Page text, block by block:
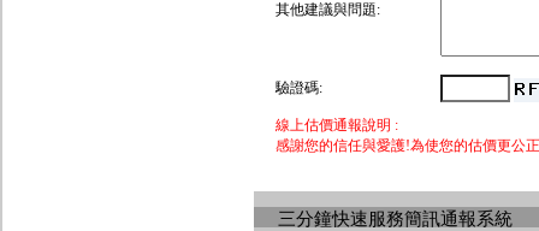
其他建議與問題:
驗證碼:
線上估價通報說明 :
感謝您的信任與愛護!為使您的估價更公
三分鐘快速服務簡訊通報系統